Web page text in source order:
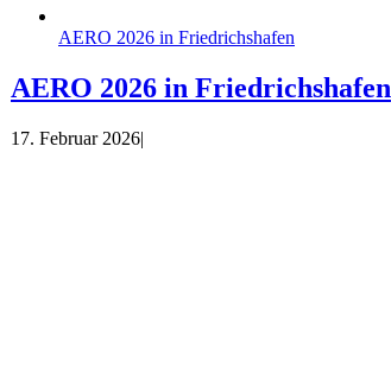
AERO 2026 in Friedrichshafen
AERO 2026 in Friedrichshafen
17. Februar 2026|